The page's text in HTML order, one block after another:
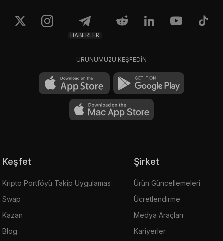
HABERLER
ÜRÜNÜMÜZÜ KEŞFEDİN
Keşfet
Kripto Portföyü Takip Uygulaması
Swap
Kazan
Blog
Şirket
Ürün Güncellemeleri
Ücretlendirme
Medya Araçları
Kariyerler